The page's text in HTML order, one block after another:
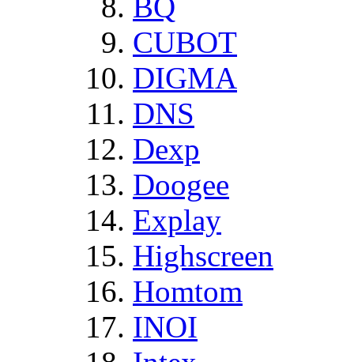
BQ
CUBOT
DIGMA
DNS
Dexp
Doogee
Explay
Highscreen
Homtom
INOI